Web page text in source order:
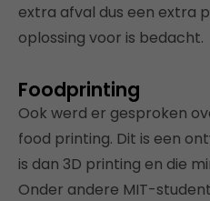
extra afval dus een extra
oplossing voor is bedacht.
Foodprinting
Ook werd er gesproken
food printing. Dit is een
is dan 3D printing en die
Onder andere MIT-